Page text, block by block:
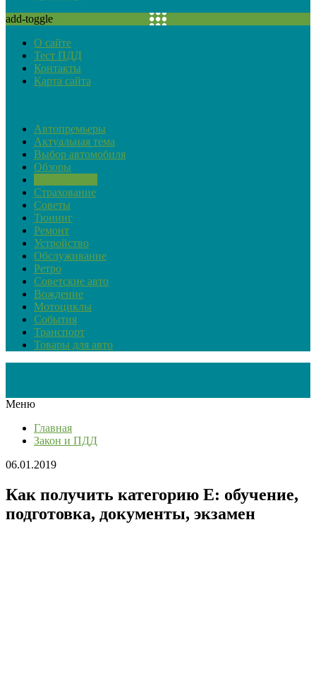
add-toggle
О сайте
Тест ПДД
Контакты
Карта сайта
Автопремьеры
Актуальная тема
Выбор автомобиля
Обзоры
Страхование
Советы
Тюнинг
Ремонт
Устройство
Обслуживание
Ретро
Советские авто
Вождение
Мотоциклы
События
Транспорт
Товары для авто
Меню
Главная
Закон и ПДД
06.01.2019
Как получить категорию Е: обучение,
подготовка, документы, экзамен